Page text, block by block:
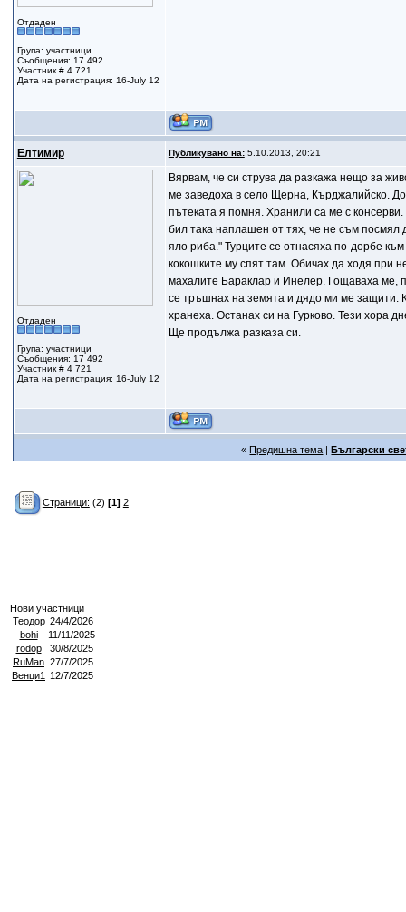
Отдаден
Група: участници
Съобщения: 17 492
Участник # 4 721
Дата на регистрация: 16-July 12
Елтимир Публикувано на:5.10.2013, 20:21
Отдаден
Група: участници
Съобщения: 17 492
Участник # 4 721
Дата на регистрация: 16-July 12
Вярвам, че си струва да разкажа нещо за
ме заведоха в село Щерна, Кърджалийско.
пътеката я помня. Хранили са ме с
бил така наплашен от тях, че не съм посмял
яло риба." Турците се отнасяха по-дорбе
кокошките му спят там. Обичах да ходя при
махалите Бараклар и Инелер. Гощаваха ме,
се тръшнах на земята и дядо ми ме защити.
хранеха. Останах си на Гурково. Тези хора
Ще продължа разказа си.
«Предишна тема |Български
Страници: (2) [1] 2
Нови участници
Теодор 24/4/2026
bohi
11/11/2025
rodop
30/8/2025
RuMan 27/7/2025
Венци1
12/7/2025